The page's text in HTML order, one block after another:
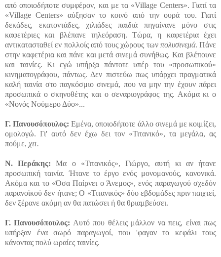
από οποιοδήποτε συμφέρον, και με τα «Village Centers». Γιατί τα
«Village Centers» αύξησαν το κοινό από την ουρά του. Γιατί
δεκάδες, εκατοντάδες, χιλιάδες παιδιά πηγαίνανε μόνο στις
καφετέριες και βλέπανε τηλεόραση. Τώρα, η καφετέρια έχει
αντικατασταθεί εν πολλοίς από τους χώρους των πολυσινεμά. Πάνε
στην καφετέρια και πάνε και μετά σινεμά συνήθως. Και βλέπουνε
και ταινίες. Κι εγώ υπήρξα πάντοτε υπέρ του «προσωπικού»
κινηματογράφου, πάντως. Δεν πιστεύω πως υπάρχει πραγματικά
καλή ταινία στο παγκόσμιο σινεμά, που να μην την έχουν πάρει
προσωπικά ο σκηνοθέτης και ο σεναριογράφος της. Ακόμα κι ο
«Νονός Νούμερο Δύο»...
Γ. Πανουσόπουλος: Εμένα, οποιοδήποτε άλλο σινεμά με κοιμίζει,
ομολογώ. Γι' αυτό δεν έχω δει τον «Τιτανικό», τα μεγάλα, ας
πούμε, χιτ.
Ν. Περάκης: Μα ο «Τιτανικός», Γιώργο, αυτή κι αν ήτανε
προσωπική ταινία. Ήτανε το έργο ενός μονομανούς, κανονικά.
Ακόμα και το «Όσα Παίρνει ο Άνεμος», ενός παραγωγού σχεδόν
παρανοϊκού δεν ήτανε; Ο «Τιτανικός» δύο εβδομάδες πριν παιχτεί,
δεν ξέρανε ακόμη αν θα πατώσει ή θα θριαμβεύσει.
Γ. Πανουσόπουλος: Αυτό που θέλεις μάλλον να πεις, είναι πως
υπήρξαν ένα σωρό παραγωγοί, που 'φαγαν το κεφάλι τους
κάνοντας πολύ ωραίες ταινίες.